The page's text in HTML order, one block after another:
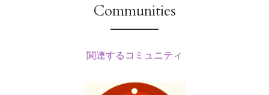
Communities
関連するコミュニティ